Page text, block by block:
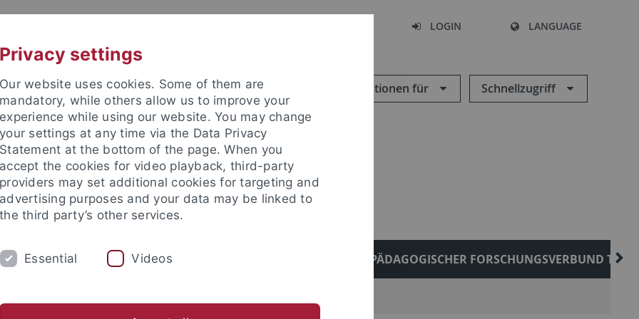
LOGIN LANGUAGE
Informationen für Schnellzugriff
FORSCHUNGSSTELLE ELIE WIESEL RELIGIONSPÄDAGOGISCHER FORSCHUNGSVERBUND
Privacy settings
Our website uses cookies. Some of them are
mandatory, while others allow us to improve your
experience while using our website. You may change
your settings at any time via the Data Privacy
Statement at the bottom of the page. When you
accept the cookies for video playback, third-party
providers may set additional cookies for targeting and
advertising purposes and your data may be linked to
the third party’s other services.
Essential Videos